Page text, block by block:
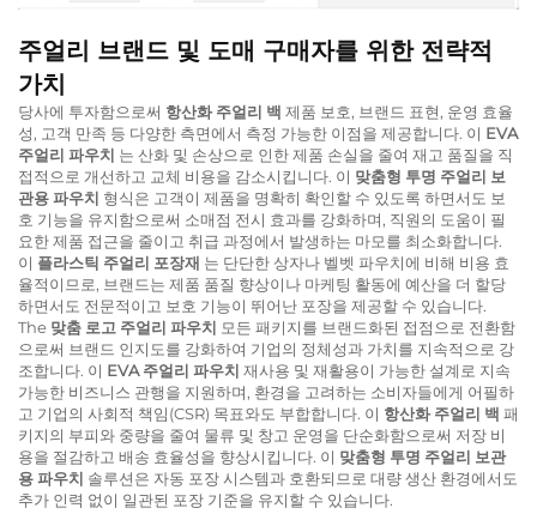
주얼리 브랜드 및 도매 구매자를 위한 전략적
가치
당사에 투자함으로써 항산화 주얼리 백 제품 보호, 브랜드 표현, 운영 효율
성, 고객 만족 등 다양한 측면에서 측정 가능한 이점을 제공합니다. 이 EVA
주얼리 파우치 는 산화 및 손상으로 인한 제품 손실을 줄여 재고 품질을 직
접적으로 개선하고 교체 비용을 감소시킵니다. 이 맞춤형 투명 주얼리 보
관용 파우치 형식은 고객이 제품을 명확히 확인할 수 있도록 하면서도 보
호 기능을 유지함으로써 소매점 전시 효과를 강화하며, 직원의 도움이 필
요한 제품 접근을 줄이고 취급 과정에서 발생하는 마모를 최소화합니다.
이 플라스틱 주얼리 포장재 는 단단한 상자나 벨벳 파우치에 비해 비용 효
율적이므로, 브랜드는 제품 품질 향상이나 마케팅 활동에 예산을 더 할당
하면서도 전문적이고 보호 기능이 뛰어난 포장을 제공할 수 있습니다.
The 맞춤 로고 주얼리 파우치 모든 패키지를 브랜드화된 접점으로 전환함
으로써 브랜드 인지도를 강화하여 기업의 정체성과 가치를 지속적으로 강
조합니다. 이 EVA 주얼리 파우치 재사용 및 재활용이 가능한 설계로 지속
가능한 비즈니스 관행을 지원하며, 환경을 고려하는 소비자들에게 어필하
고 기업의 사회적 책임(CSR) 목표와도 부합합니다. 이 항산화 주얼리 백 패
키지의 부피와 중량을 줄여 물류 및 창고 운영을 단순화함으로써 저장 비
용을 절감하고 배송 효율성을 향상시킵니다. 이 맞춤형 투명 주얼리 보관
용 파우치 솔루션은 자동 포장 시스템과 호환되므로 대량 생산 환경에서도
추가 인력 없이 일관된 포장 기준을 유지할 수 있습니다.